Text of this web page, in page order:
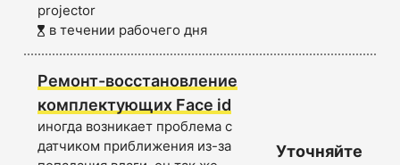
projector
в течении рабочего дня
Ремонт-восстановление
комплектующих Face id
иногда возникает проблема с
датчиком приближения из-за
Уточняйте